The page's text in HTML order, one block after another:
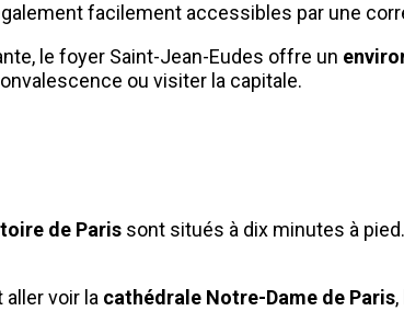
facilement accessibles par une
le foyer Saint-Jean-Eudes offre un
ou visiter la capitale.
de Parissont situés à dix minutes à
voir la cathédrale Notre-Dame de Paris